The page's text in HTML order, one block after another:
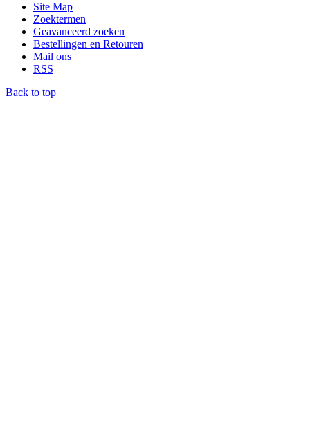
Site Map
Zoektermen
Geavanceerd zoeken
Bestellingen en Retouren
Mail ons
RSS
Back to top